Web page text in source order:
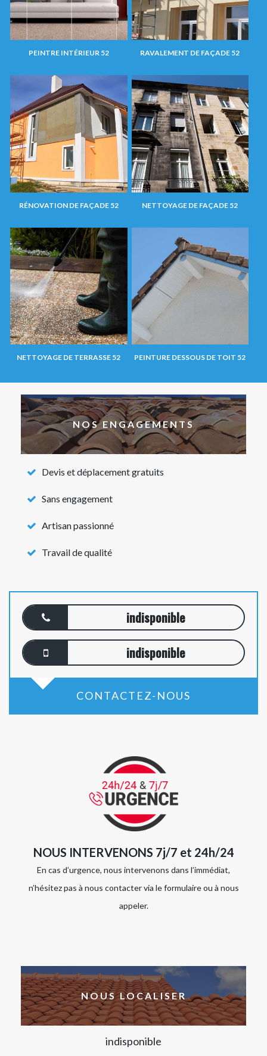
PEINTRE INTÉRIEUR 52 RAVALEMENT DE FAÇADE 52
RÉNOVATION DE FAÇADE 52 NETTOYAGE DE FAÇADE 52
NETTOYAGE DE TERRASSE 52 PEINTURE DESSOUS DE TOIT 52
NOS ENGAGEMENTS
Devis et déplacement gratuits
Sans engagement
Artisan passionné
Travail de qualité
indisponible
indisponible
CONTACTEZ-NOUS
NOUS INTERVENONS 7j/7 et 24h/24
En cas d’urgence, nous intervenons dans l’immédiat,
n’hésitez pas à nous contacter via le formulaire ou à nous
appeler.
NOUS LOCALISER
indisponible